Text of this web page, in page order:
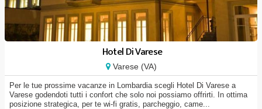
Hotel Di Varese
Varese (VA)
Per le tue prossime vacanze in Lombardia scegli Hotel Di Varese a
Varese godendoti tutti i confort che solo noi possiamo offrirti. In ottima
posizione strategica, per te wi-fi gratis, parcheggio, came...